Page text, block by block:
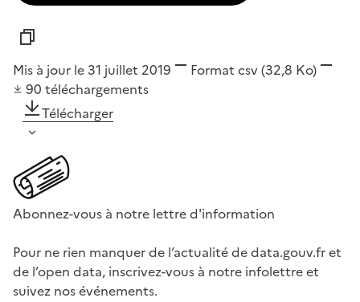
Mis à jour le 31 juillet 2019 Format csv(32,8 Ko)
90 téléchargements
Télécharger
Abonnez-vous à notre lettre d'information
Pour ne rien manquer de l’actualité de data.gouv.fr et
de l’open data, inscrivez-vous à notre infolettre et
suivez nos événements.